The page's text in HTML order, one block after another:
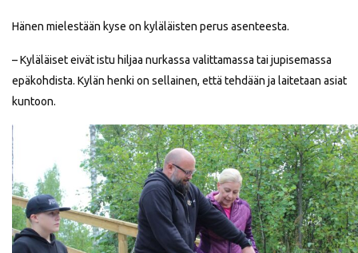
Hänen mielestään kyse on kyläläisten perus asenteesta.
– Kyläläiset eivät istu hiljaa nurkassa valittamassa tai jupisemassa
epäkohdista. Kylän henki on sellainen, että tehdään ja laitetaan asiat
kuntoon.